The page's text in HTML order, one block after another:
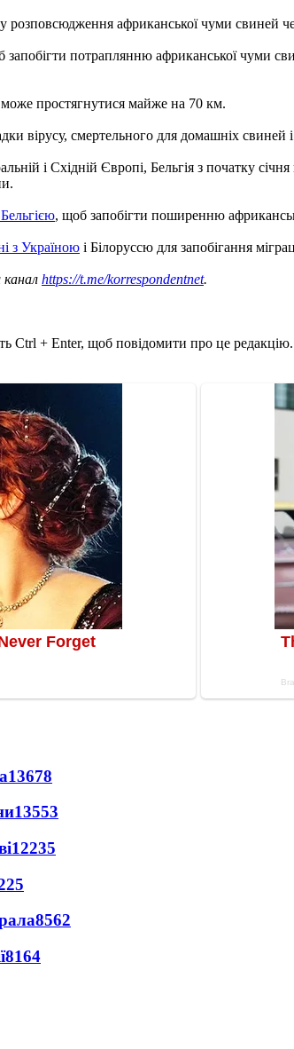
розповсюдження африканської чуми свиней
потраплянню африканської чуми
може простягнутися майже на 70 км.
вірусу, смертельного для домашніх свиней
і Східній Європі, Бельгія з початку
, щоб запобігти поширенню
з Україною і Білоруссю для запобігання
https://t.me/korrespondentnet.
Ctrl + Enter, щоб повідомити про це редакцію.
13678
13553
12235
8562
8164